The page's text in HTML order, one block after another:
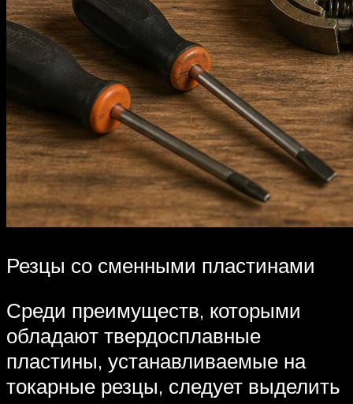
Резцы со сменными пластинами
Среди преимуществ, которыми
обладают твердосплавные
пластины, устанавливаемые на
токарные резцы, следует выделить